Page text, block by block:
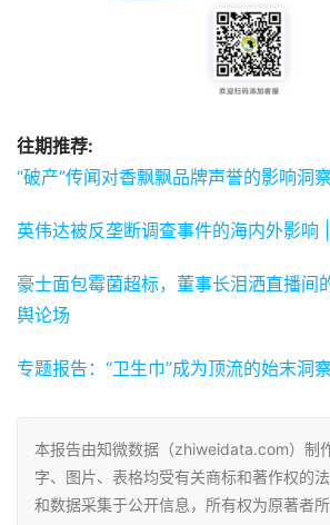
往期推荐:
“破产”传闻对香飘飘品牌声誉的影响洞
英伟达被反垄断调查事件的海内外影响
豪士面包霉菌超标，董事长泪洒直播间
舆论场
专题报告：“卫生巾”成为顶流的始末洞
本报告由知微数据（zhiweidata.com）制
字、图片、表格均受有关商标和著作权的
和数据采集于公开信息，所有权为原著者所